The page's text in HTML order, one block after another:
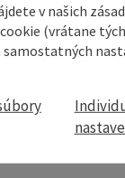
v našich
(vrátane